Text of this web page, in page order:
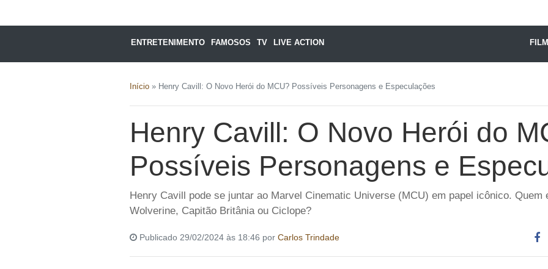
ENTRETENIMENTO FAMOSOS TV LIVE ACTION
Início » Henry Cavill: O Novo Herói do MCU? Possíveis Personagens e Especulações
Henry Cavill: O Novo Herói do
Possíveis Personagens e
Henry Cavill pode se juntar ao Marvel Cinematic Universe (MCU) em papel icônico. Quem
Wolverine, Capitão Britânia ou Ciclope?
Publicado 29/02/2024 às 18:46 por Carlos Trindade